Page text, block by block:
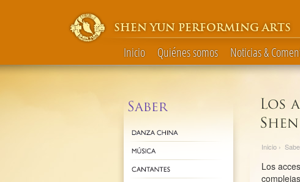
SHEN YUN PERFORMING ARTS
Inicio Quiénes somos Noticias &
Inicio ›
Los